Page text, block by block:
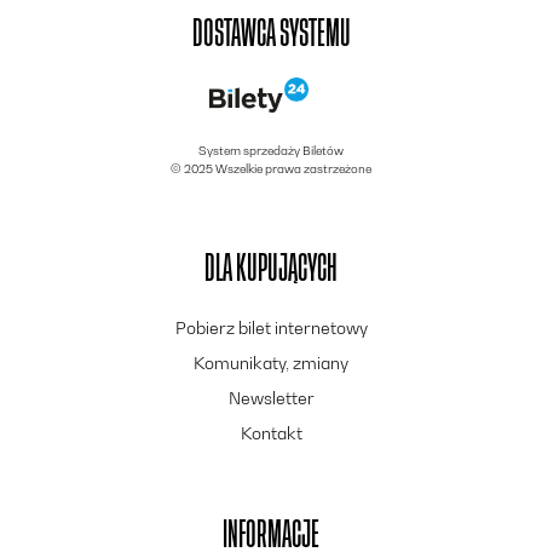
DOSTAWCA SYSTEMU
System sprzedaży Biletów
© 2025 Wszelkie prawa zastrzeżone
DLA KUPUJĄCYCH
Pobierz bilet internetowy
Komunikaty, zmiany
Newsletter
Kontakt
INFORMACJE